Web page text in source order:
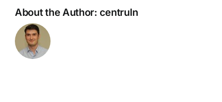
About the Author: centruln